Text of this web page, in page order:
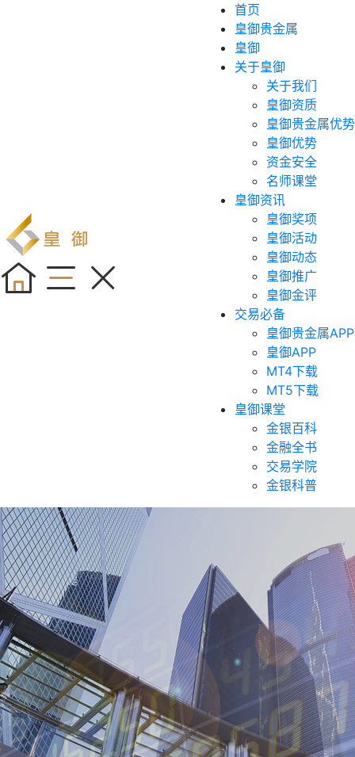
首页
皇御贵金属
皇御
关于皇御
关于我们
皇御资质
皇御贵金属优势
皇御优势
资金安全
名师课堂
皇御资讯
皇御奖项
皇御活动
皇御动态
皇御推广
皇御金评
交易必备
皇御贵金属APP
皇御APP
MT4下载
MT5下载
皇御课堂
金银百科
金融全书
交易学院
金银科普